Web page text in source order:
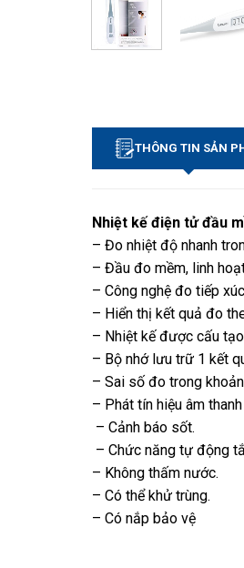
THÔNG TIN SẢN
Nhiệt kế điện tử đầu
– Đo nhiệt độ nhanh
– Đầu đo mềm, linh
– Công nghệ đo tiếp xúc
– Hiển thị kết quả đo
– Nhiệt kế được cấu
– Bộ nhớ lưu trữ 1 kết
– Sai số đo trong
– Phát tín hiệu âm
– Cảnh báo sốt.
– Chức năng tự động
– Không thấm nước.
– Có thể khử trùng.
– Có nắp bảo vệ